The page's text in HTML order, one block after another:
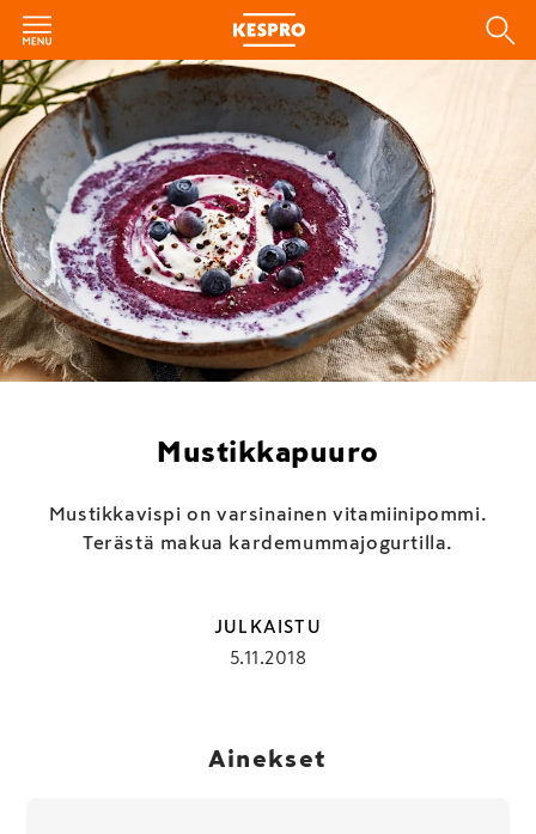
Mustikkapuuro
Mustikkavispi on varsinainen vitamiinipommi.
Terästä makua kardemummajogurtilla.
JULKAISTU
5.11.2018
Ainekset